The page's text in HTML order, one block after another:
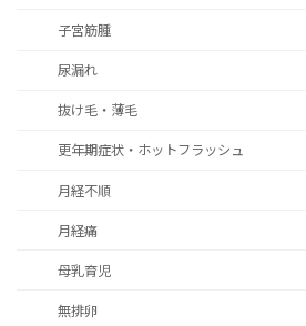
子宮筋腫
尿漏れ
抜け毛・薄毛
更年期症状・ホットフラッシュ
月経不順
月経痛
母乳育児
無排卵